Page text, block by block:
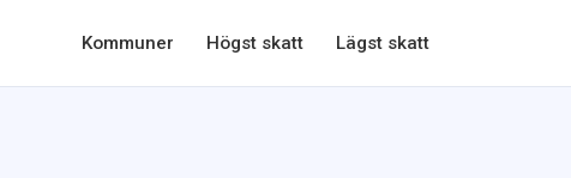
Kommuner Högst skatt Lägst skatt